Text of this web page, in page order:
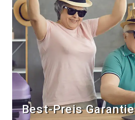
Best-Preis Garantie